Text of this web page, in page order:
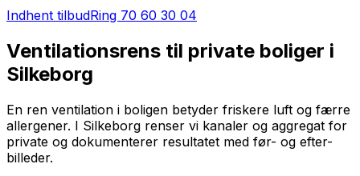
Indhent tilbudRing 70 60 30 04
Ventilationsrens til private boliger i
Silkeborg
En ren ventilation i boligen betyder friskere luft og færre
allergener. I Silkeborg renser vi kanaler og aggregat for
private og dokumenterer resultatet med før- og efter-
billeder.